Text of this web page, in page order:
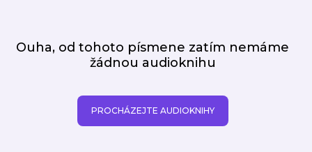
Ouha, od tohoto písmene zatím nemáme
žádnou audioknihu
PROCHÁZEJTE AUDIOKNIHY